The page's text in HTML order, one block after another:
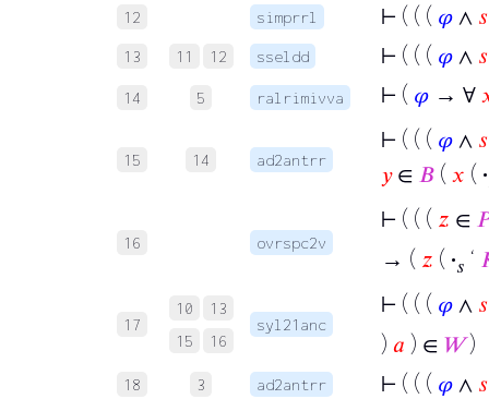
12 simprrl ⊢ ( ( ( 𝜑 ∧ 𝑠
13 11 12 sseldd ⊢ ( ( ( 𝜑 ∧ 𝑠
14 5 ralrimivva ⊢ ( 𝜑 → ∀
15 14 ad2antrr
⊢ ( ( ( 𝜑 ∧ 𝑠
𝑦∈ 𝐵 ( 𝑥 ( ·
16 ovrspc2v
⊢ ( ( ( 𝑧 ∈ 𝑃
→ ( 𝑧 ( ·𝑠 ‘
17
10
13
15
16
syl21anc
⊢ ( ( ( 𝜑 ∧ 𝑠
) 𝑎 ) ∈ 𝑊)
18 3 ad2antrr ⊢ ( ( ( 𝜑 ∧ 𝑠